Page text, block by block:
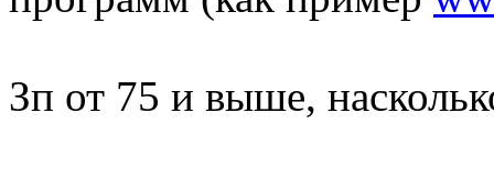
Зп от 75 и выше,